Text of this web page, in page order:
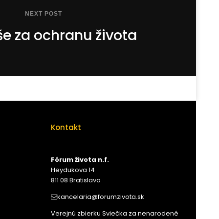
NEXT POST
za ochranu života
Kontakt
Fórum života n.f.
Heydukova 14
811 08 Bratislava
kancelaria@forumzivota.sk
Verejnú zbierku Sviečka za nenarodené